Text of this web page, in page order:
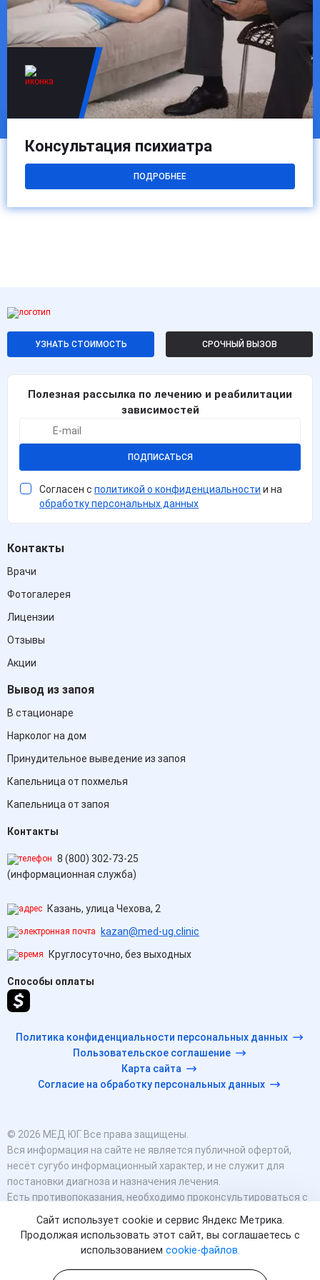
Консультация психиатра
ПОДРОБНЕЕ
УЗНАТЬ СТОИМОСТЬ СРОЧНЫЙ ВЫЗОВ
Полезная рассылка по лечению и реабилитации
зависимостей
ПОДПИСАТЬСЯ
Согласен с политикой о конфиденциальности и на
обработку персональных данных
Контакты
Врачи
Фотогалерея
Лицензии
Отзывы
Акции
Вывод из запоя
В стационаре
Нарколог на дом
Принудительное выведение из запоя
Капельница от похмелья
Капельница от запоя
Контакты
8 (800) 302-73-25
(информационная служба)
Казань, улица Чехова, 2
kazan@med-ug.clinic
Круглосуточно, без выходных
Способы оплаты
Политика конфиденциальности персональных данных
Пользовательское соглашение
Карта сайта
Согласие на обработку персональных данных
© 2026 МЕД ЮГ. Все права защищены.
Вся информация на сайте не является публичной офертой,
несёт сугубо информационный характер, и не служит для
постановки диагноза и назначения лечения.
Есть противопоказания, необходимо проконсультироваться с
мессенджерам и в соцсетях носят исключительно
информационный характер и не являются медицинскими
Оставаясь на сайте вы соглашаетесь на использование
Сайт использует cookie и сервис Яндекс Метрика.
Продолжая использовать этот сайт, вы соглашаетесь с
использованием cookie-файлов.